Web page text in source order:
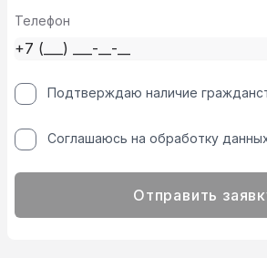
Телефон
Подтверждаю наличие
Соглашаюсь на обработку
Отправить